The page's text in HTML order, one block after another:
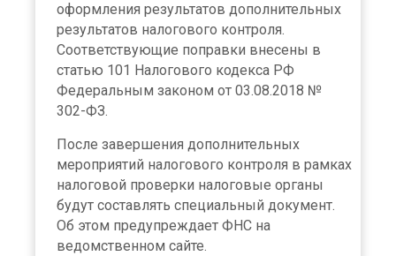
оформления результатов дополнительных
результатов налогового контроля.
Соответствующие поправки внесены в
статью 101 Налогового кодекса РФ
Федеральным законом от 03.08.2018 №
302-ФЗ.
После завершения дополнительных
мероприятий налогового контроля в рамках
налоговой проверки налоговые органы
будут составлять специальный документ.
Об этом предупреждает ФНС на
ведомственном сайте.